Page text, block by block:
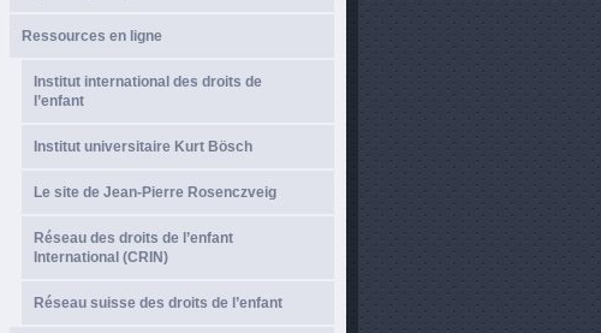
Ressources en ligne
Institut international des droits de
l’enfant
Institut universitaire Kurt Bösch
Le site de Jean-Pierre Rosenczveig
Réseau des droits de l’enfant
International (CRIN)
Réseau suisse des droits de l’enfant